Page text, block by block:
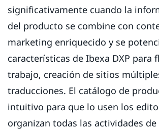
significativamente cuando la
del producto se combine con
marketing enriquecido y se
características de Ibexa DXP para
trabajo, creación de sitios
traducciones. El catálogo de
intuitivo para que lo usen los
organizan todas las actividades